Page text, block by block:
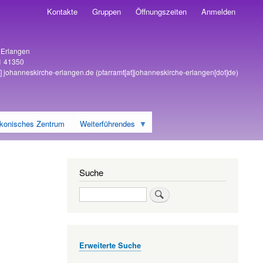
Kontakte Gruppen Öffnungszeiten Anmelden
41350
johanneskirche-erlangen.de (pfarramt[at]johanneskirche-erlangen[dot]de)
Zentrum Weiterführendes
Suche
Suche
Erweiterte Suche